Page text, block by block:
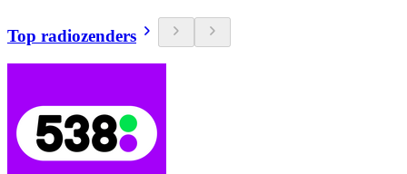
Top radiozenders